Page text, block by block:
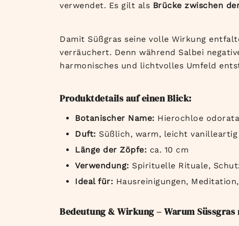
verwendet. Es gilt als Brücke zwischen
Damit Süßgras seine volle Wirkung
verräuchert. Denn während Salbei
harmonisches und lichtvolles Umfeld
Produktdetails auf einen Blick:
Botanischer Name: Hierochloe odorata
Duft: Süßlich, warm, leicht vanilleartig
Länge der Zöpfe: ca. 10 cm
Verwendung: Spirituelle Rituale,
Ideal für: Hausreinigungen,
Bedeutung & Wirkung – Warum Süssgras